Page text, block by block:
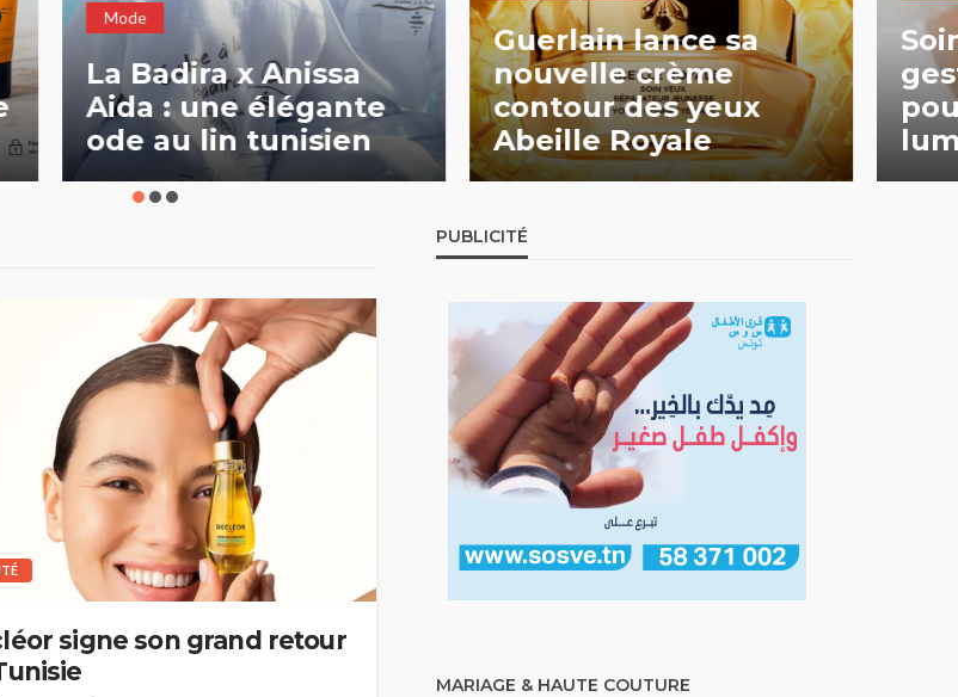
Guerlain lance sa
nouvelle crème
contour des yeux
Abeille Royale
Soin estival : les
gestes essentiels
pour une peau
lumineuse tout l’été
signe son grand retour
PUBLICITÉ
MARIAGE & HAUTE COUTURE